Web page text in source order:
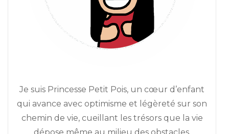
Je suis Princesse Petit Pois, un cœur d’enfant
qui avance avec optimisme et légèreté sur son
chemin de vie, cueillant les trésors que la vie
dépose même au milieu des obstacles.